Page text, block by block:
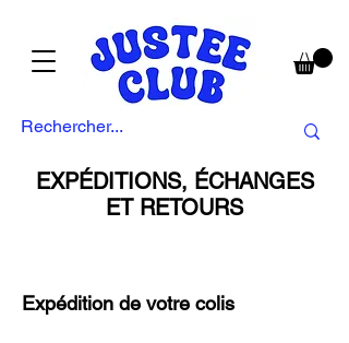
EXPÉDITIONS, ÉCHANGES
ET RETOURS
Expédition de votre colis